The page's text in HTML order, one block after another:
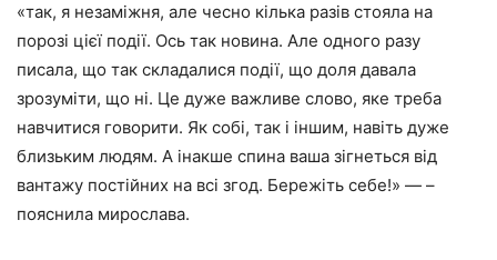
«так, я незаміжня, але чесно кілька разів стояла на
порозі цієї події. Ось так новина. Але одного разу
писала, що так складалися події, що доля давала
зрозуміти, що ні. Це дуже важливе слово, яке треба
навчитися говорити. Як собі, так і іншим, навіть дуже
близьким людям. А інакше спина ваша зігнеться від
вантажу постійних на всі згод. Бережіть себе!» — –
пояснила мирослава.